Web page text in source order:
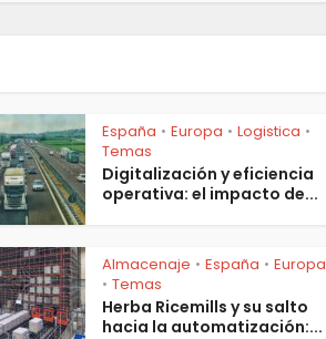
España • Europa • Logistica •
Temas
Digitalización y eficiencia
operativa: el impacto de...
Almacenaje • España • Europa
• Temas
Herba Ricemills y su salto
hacia la automatización:...